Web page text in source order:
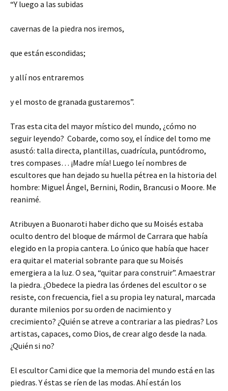
“Y luego a las subidas
cavernas de la piedra nos iremos,
que están escondidas;
y allí nos entraremos
y el mosto de granada gustaremos”.
Tras esta cita del mayor místico del mundo, ¿cómo no
seguir leyendo? Cobarde, como soy, el índice del tomo me
asustó: talla directa, plantillas, cuadrícula, puntódromo,
tres compases… ¡Madre mía! Luego leí nombres de
escultores que han dejado su huella pétrea en la historia del
hombre: Miguel Ángel, Bernini, Rodin, Brancusi o Moore. Me
reanimé.
Atribuyen a Buonaroti haber dicho que su Moisés estaba
oculto dentro del bloque de mármol de Carrara que había
elegido en la propia cantera. Lo único que había que hacer
era quitar el material sobrante para que su Moisés
emergiera a la luz. O sea, “quitar para construir”. Amaestrar
la piedra. ¿Obedece la piedra las órdenes del escultor o se
resiste, con frecuencia, fiel a su propia ley natural, marcada
durante milenios por su orden de nacimiento y
crecimiento? ¿Quién se atreve a contrariar a las piedras? Los
artistas, capaces, como Dios, de crear algo desde la nada.
¿Quién si no?
El escultor Cami dice que la memoria del mundo está en las
piedras. Y éstas se ríen de las modas. Ahí están los